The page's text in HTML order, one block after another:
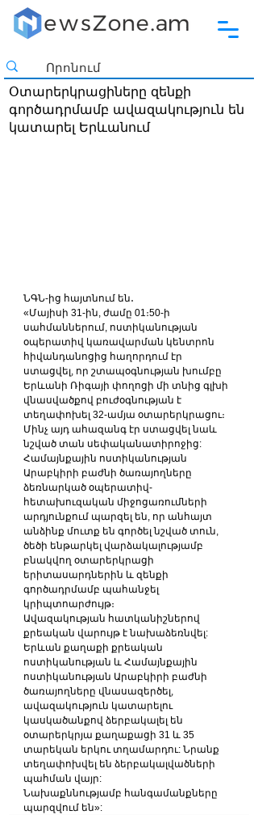
Օտարերկրացիները զենքի
գործադրմամբ ավազակություն են
կատարել Երևանում
ՆԳՆ-ից հայտնում են․
«Մայիսի 31-ին, ժամը 01։50-ի
սահմաններում, ոստիկանության
օպերատիվ կառավարման կենտրոն
հիվանդանոցից հաղորդում էր
ստացվել, որ շտապօգնության խումբը
Երևանի Ռիգայի փողոցի մի տնից գլխի
վնասվածքով բուժօգնության է
տեղափոխել 32-ամյա օտարերկրացու։
Մինչ այդ ահազանգ էր ստացվել նաև
նշված տան սեփականատիրոջից:
Համայնքային ոստիկանության
Արաբկիրի բաժնի ծառայողները
ձեռնարկած օպերատիվ-
հետախուզական միջոցառումների
արդյունքում պարզել են, որ անհայտ
անձինք մուտք են գործել նշված տուն,
ծեծի ենթարկել վարձակալությամբ
բնակվող օտարերկրացի
երիտասարդներին և զենքի
գործադրմամբ պահանջել
կրիպտոարժույթ։
Ավազակության հատկանիշներով
քրեական վարույթ է նախաձեռնվել:
Երևան քաղաքի քրեական
ոստիկանության և Համայնքային
ոստիկանության Արաբկիրի բաժնի
ծառայողները վնասազերծել,
ավազակություն կատարելու
կասկածանքով ձերբակալել են
օտարերկրյա քաղաքացի 31 և 35
տարեկան երկու տղամարդու: Նրանք
տեղափոխվել են ձերբակալվածների
պահման վայր:
Նախաքննությամբ հանգամանքները
պարզվում են»: